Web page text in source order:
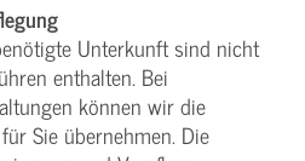
Unterkunft sind nicht
enthalten. Bei
können wir die
Sie übernehmen. Die